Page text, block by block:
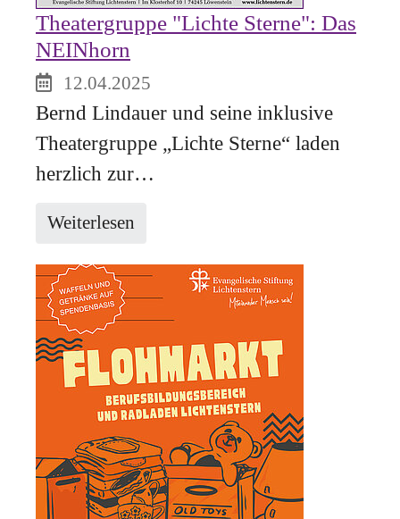
Theatergruppe "Lichte Sterne": Das
NEINhorn
12.04.2025
Bernd Lindauer und seine inklusive
Theatergruppe „Lichte Sterne“ laden
herzlich zur…
Weiterlesen